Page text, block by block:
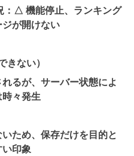
△ 機能停止、ランキング
が開けない
きない）
るが、サーバー状態によ
時々発生
ため、保存だけを目的と
い印象